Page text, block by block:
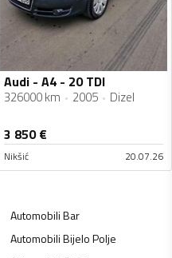
Audi - A4 - 20 TDI
326000 km 2005 Dizel
3 850€
Nikšić 20.07.26
AutomobiliBar
AutomobiliBijelo Polje